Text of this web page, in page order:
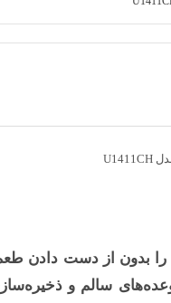
را بدون از دست دادن
سالم و